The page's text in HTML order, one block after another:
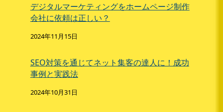
デジタルマーケティングをホームページ制作
会社に依頼は正しい？
2024年11月15日
SEO対策を通じてネット集客の達人に！成功
事例と実践法
2024年10月31日